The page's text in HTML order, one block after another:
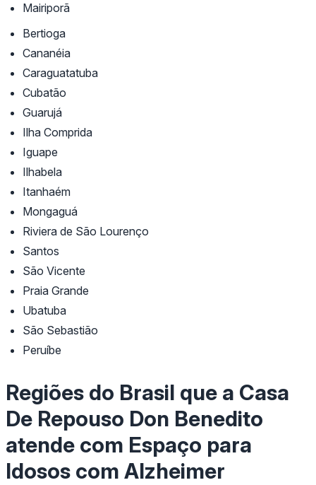
Mairiporã
Bertioga
Cananéia
Caraguatatuba
Cubatão
Guarujá
Ilha Comprida
Iguape
Ilhabela
Itanhaém
Mongaguá
Riviera de São Lourenço
Santos
São Vicente
Praia Grande
Ubatuba
São Sebastião
Peruíbe
Regiões do Brasil que a Casa
De Repouso Don Benedito
atende com Espaço para
Idosos com Alzheimer